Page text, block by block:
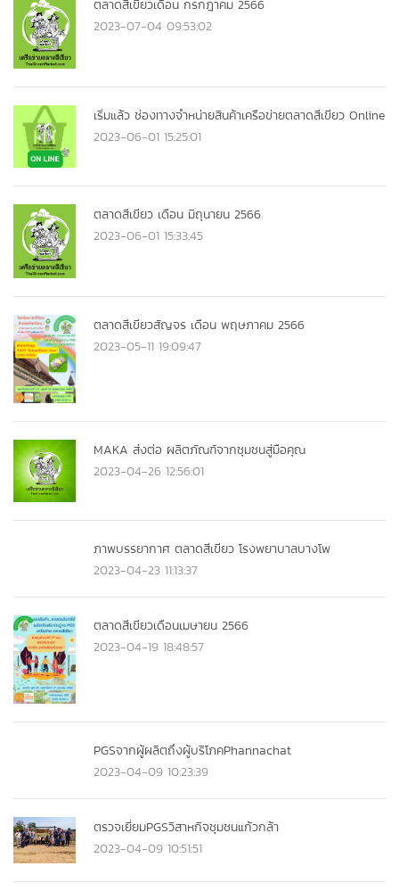
ตลาดสีเขียวเดือน กรกฎาคม 2566
2023-07-04 09:53:02
เริ่มแล้ว ช่องทางจำหน่ายสินค้าเครือข่ายตลาดสีเขียว Online
2023-06-01 15:25:01
ตลาดสีเขียว เดือน มิถุนายน 2566
2023-06-01 15:33:45
ตลาดสีเขียวสัญจร เดือน พฤษภาคม 2566
2023-05-11 19:09:47
MAKA ส่งต่อ ผลิตภัณฑ์จากชุมชนสู่มือคุณ
2023-04-26 12:56:01
ภาพบรรยากาศ ตลาดสีเขียว โรงพยาบาลบางโพ
2023-04-23 11:13:37
ตลาดสีเขียวเดือนเมษายน 2566
2023-04-19 18:48:57
PGSจากผู้ผลิตถึงผู้บริโภคPhannachat
2023-04-09 10:23:39
ตรวจเยี่ยมPGSวิสาหกิจชุมชนแก้วกล้า
2023-04-09 10:51:51